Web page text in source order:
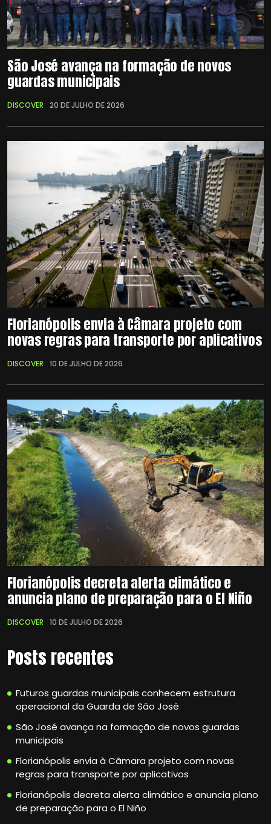
São José avança na formação de novos
guardas municipais
DISCOVER 20 DE JULHO DE 2026
Florianópolis envia à Câmara projeto com
novas regras para transporte por aplicativos
DISCOVER 10 DE JULHO DE 2026
Florianópolis decreta alerta climático e
anuncia plano de preparação para o El Niño
DISCOVER 10 DE JULHO DE 2026
Posts recentes
Futuros guardas municipais conhecem estrutura
operacional da Guarda de São José
São José avança na formação de novos guardas
municipais
Florianópolis envia à Câmara projeto com novas
regras para transporte por aplicativos
Florianópolis decreta alerta climático e anuncia plano
de preparação para o El Niño